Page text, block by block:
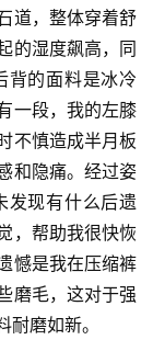
道，整体穿着舒
的湿度飙高，同
背的面料是冰冷
一段，我的左膝
不慎造成半月板
和隐痛。经过姿
发现有什么后遗
，帮助我很快恢
憾是我在压缩裤
磨毛，这对于强
磨如新。